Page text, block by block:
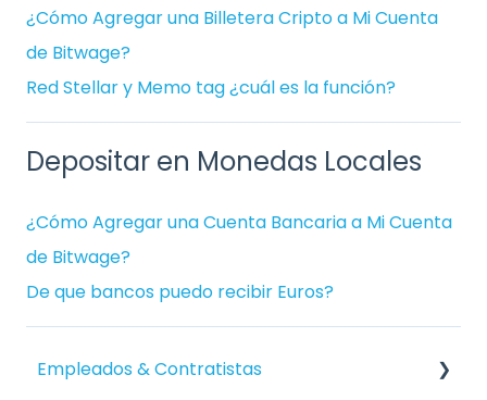
¿Cómo Agregar una Billetera Cripto a Mi Cuenta
de Bitwage?
Red Stellar y Memo tag ¿cuál es la función?
Depositar en Monedas Locales
¿Cómo Agregar una Cuenta Bancaria a Mi Cuenta
de Bitwage?
De que bancos puedo recibir Euros?
Empleados & Contratistas